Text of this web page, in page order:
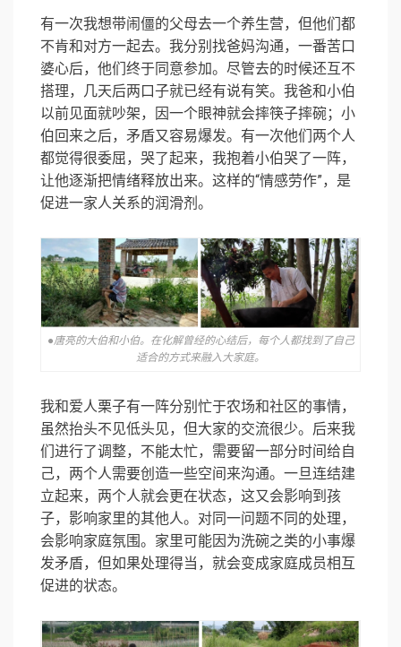
有一次我想带闹僵的父母去一个养生营，但他们都
不肯和对方一起去。我分别找爸妈沟通，一番苦口
婆心后，他们终于同意参加。尽管去的时候还互不
搭理，几天后两口子就已经有说有笑。我爸和小伯
以前见面就吵架，因一个眼神就会摔筷子摔碗；小
伯回来之后，矛盾又容易爆发。有一次他们两个人
都觉得很委屈，哭了起来，我抱着小伯哭了一阵，
让他逐渐把情绪释放出来。这样的“情感劳作”，是
促进一家人关系的润滑剂。
●唐亮的大伯和小伯。在化解曾经的心结后，每个人都找到了自己
适合的方式来融入大家庭。
我和爱人栗子有一阵分别忙于农场和社区的事情，
虽然抬头不见低头见，但大家的交流很少。后来我
们进行了调整，不能太忙，需要留一部分时间给自
己，两个人需要创造一些空间来沟通。一旦连结建
立起来，两个人就会更在状态，这又会影响到孩
子，影响家里的其他人。对同一问题不同的处理，
会影响家庭氛围。家里可能因为洗碗之类的小事爆
发矛盾，但如果处理得当，就会变成家庭成员相互
促进的状态。